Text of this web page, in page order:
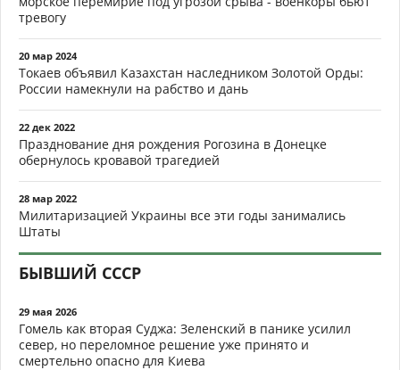
тревогу
20 мар 2024
Токаев объявил Казахстан наследником Золотой Орды:
России намекнули на рабство и дань
22 дек 2022
Празднование дня рождения Рогозина в Донецке
обернулось кровавой трагедией
28 мар 2022
Милитаризацией Украины все эти годы занимались
Штаты
БЫВШИЙ СССР
29 мая 2026
Гомель как вторая Суджа: Зеленский в панике усилил
север, но переломное решение уже принято и
смертельно опасно для Киева